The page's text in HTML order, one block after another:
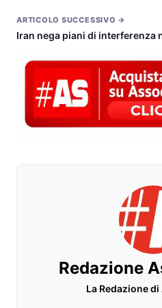
ARTICOLO SUCCESSIVO →
Iran nega piani di interferenza
Redazione
La Redazione